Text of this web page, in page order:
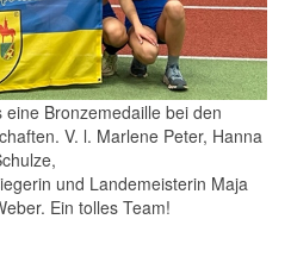
Bronzemedaille bei den
V. l. Marlene Peter, Hanna
und Landemeisterin Maja
Ein tolles Team!